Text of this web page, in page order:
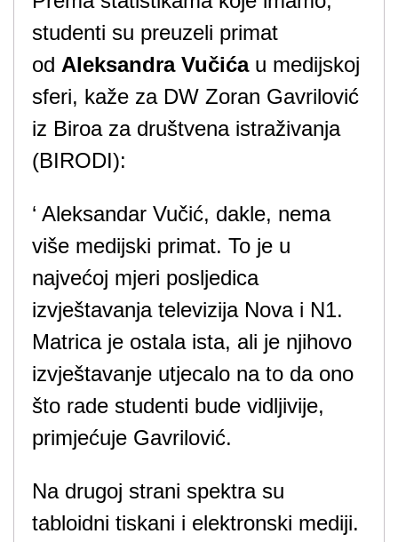
studenti su preuzeli primat
od Aleksandra Vučićau medijskoj
sferi, kaže za DW Zoran Gavrilović
iz Biroa za društvena istraživanja
(BIRODI):
‘ Aleksandar Vučić, dakle, nema
više medijski primat. To je u
najvećoj mjeri posljedica
izvještavanja televizija Nova i N1.
Matrica je ostala ista, ali je njihovo
izvještavanje utjecalo na to da ono
što rade studenti bude vidljivije,
primjećuje Gavrilović.
Na drugoj strani spektra su
tabloidni tiskani i elektronski mediji.